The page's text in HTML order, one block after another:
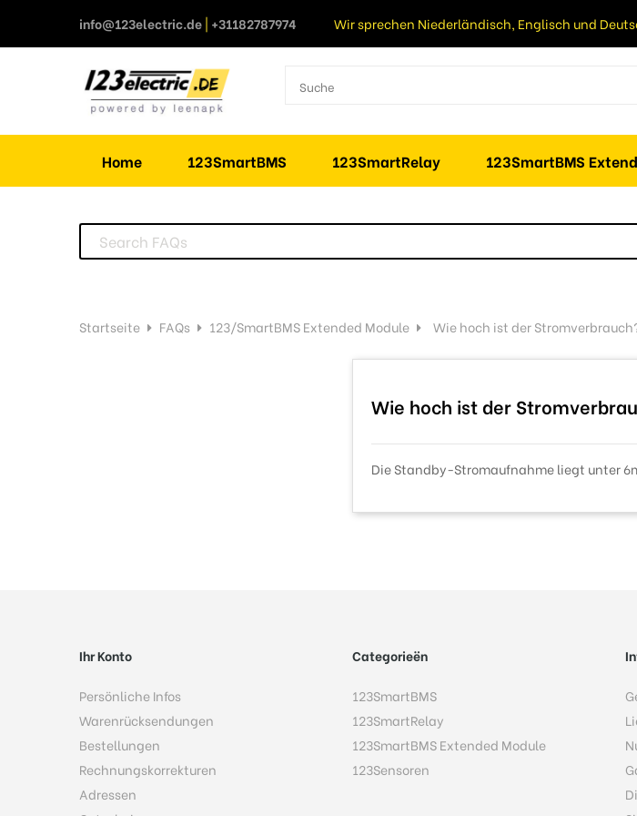
info@123electric.de| +31182787974 Wir sprechen Niederländisch, Englisch und
Home 123SmartBMS 123SmartRelay 123SmartBMS
Startseite FAQs 123/SmartBMS Extended Module Wie hoch ist der
Wie hoch ist der
Die Standby-Stromaufnahme liegt unter
Ihr Konto
Persönliche Infos
Warenrücksendungen
Bestellungen
Rechnungskorrekturen
Adressen
Categorieën
123SmartBMS
123SmartRelay
123SmartBMS Extended Module
123Sensoren